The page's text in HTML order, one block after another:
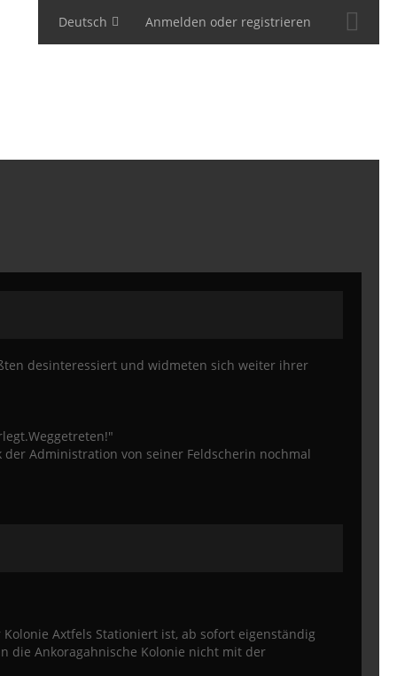
Deutsch Anmelden oder registrieren
desinteressiert und widmeten sich weiter ihrer
Administration von seiner Feldscherin nochmal
Axtfels Stationiert ist, ab sofort eigenständig
die Ankoragahnische Kolonie nicht mit der